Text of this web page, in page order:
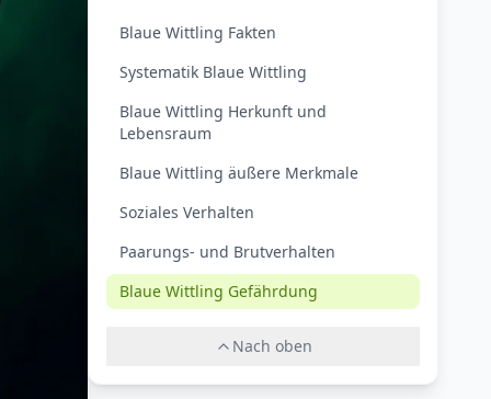
Blaue Wittling Fakten
Systematik Blaue Wittling
Blaue Wittling Herkunft und
Lebensraum
Blaue Wittling äußere Merkmale
Soziales Verhalten
Paarungs- und Brutverhalten
Blaue Wittling Gefährdung
Nach oben